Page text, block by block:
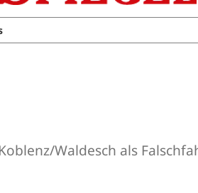
Waldesch als